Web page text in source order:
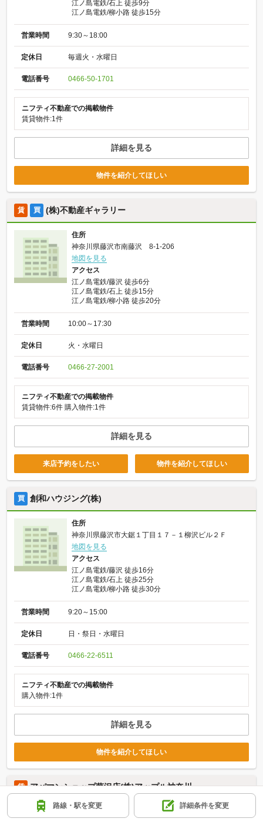
江ノ島電鉄/石上 徒歩9分
江ノ島電鉄/柳小路 徒歩15分
営業時間 9:30～18:00
定休日 毎週火・水曜日
電話番号 0466-50-1701
ニフティ不動産での掲載物件
賃貸物件:1件
詳細を見る
物件を紹介してほしい
賃 買 (株)不動産ギャラリー
住所
神奈川県藤沢市南藤沢 8-1-206
地図を見る
アクセス
江ノ島電鉄/藤沢 徒歩6分
江ノ島電鉄/石上 徒歩15分
江ノ島電鉄/柳小路 徒歩20分
営業時間 10:00～17:30
定休日 火・水曜日
電話番号 0466-27-2001
ニフティ不動産での掲載物件
賃貸物件:6件 購入物件:1件
詳細を見る
来店予約をしたい 物件を紹介してほしい
買 創和ハウジング(株)
住所
神奈川県藤沢市大鋸１丁目１７－１柳沢ビル２Ｆ
地図を見る
アクセス
江ノ島電鉄/藤沢 徒歩16分
江ノ島電鉄/石上 徒歩25分
江ノ島電鉄/柳小路 徒歩30分
営業時間 9:20～15:00
定休日 日・祭日・水曜日
電話番号 0466-22-6511
ニフティ不動産での掲載物件
購入物件:1件
詳細を見る
物件を紹介してほしい
賃 アパマンショップ藤沢店(株)アップル神奈川
住所
路線・駅を変更 詳細条件を変更